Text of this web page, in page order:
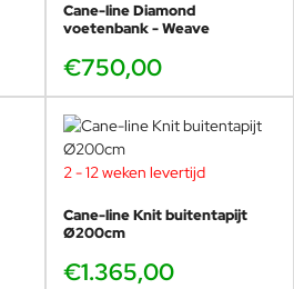
Cane-line Diamond
voetenbank - Weave
€750,00
2 - 12 weken levertijd
Cane-line Knit buitentapijt
Ø200cm
€1.365,00